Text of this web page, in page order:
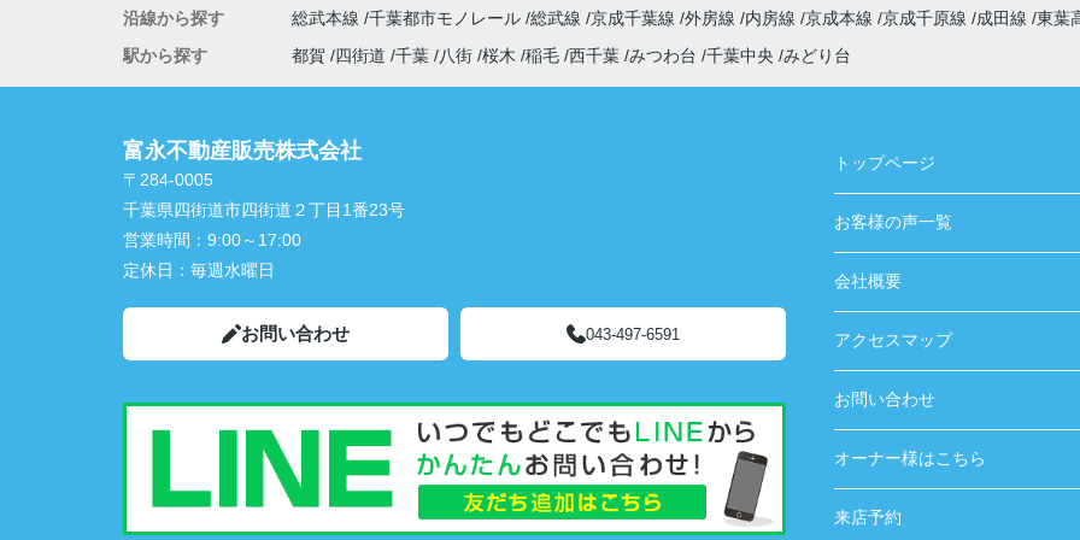
沿線から探す 総武本線 千葉都市モノレール 総武線 京成千葉線 外房線 内房線 京成本線 京成千原線 成田線 東葉
駅から探す
都賀 四街道 千葉 八街 桜木 稲毛 西千葉 みつわ台 千葉中央 みどり台
富永不動産販売株式会社
〒284-0005
千葉県四街道市四街道２丁目1番23号
営業時間： 9:00～17:00
定休日： 毎週水曜日
お問い合わせ 043-497-6591
トップページ
お客様の声一覧
会社概要
アクセスマップ
お問い合わせ
オーナー様はこちら
来店予約